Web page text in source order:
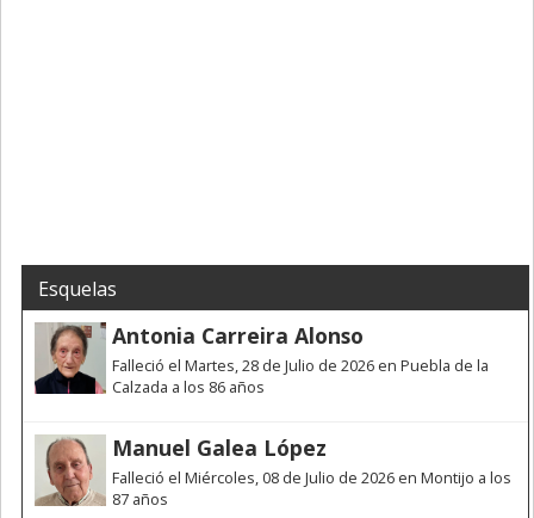
Esquelas
Antonia Carreira Alonso
Falleció el Martes, 28 de Julio de 2026 en Puebla de la
Calzada a los 86 años
Manuel Galea López
Falleció el Miércoles, 08 de Julio de 2026 en Montijo a los
87 años